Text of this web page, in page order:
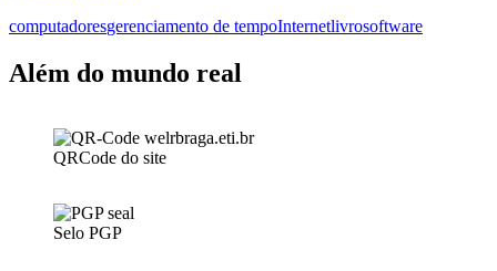
your
–
the
to
working
faster,
better
computadoresgerenciamento de tempoInternetlivrosoftware
Além do mundo real
QRCode do site
Selo PGP